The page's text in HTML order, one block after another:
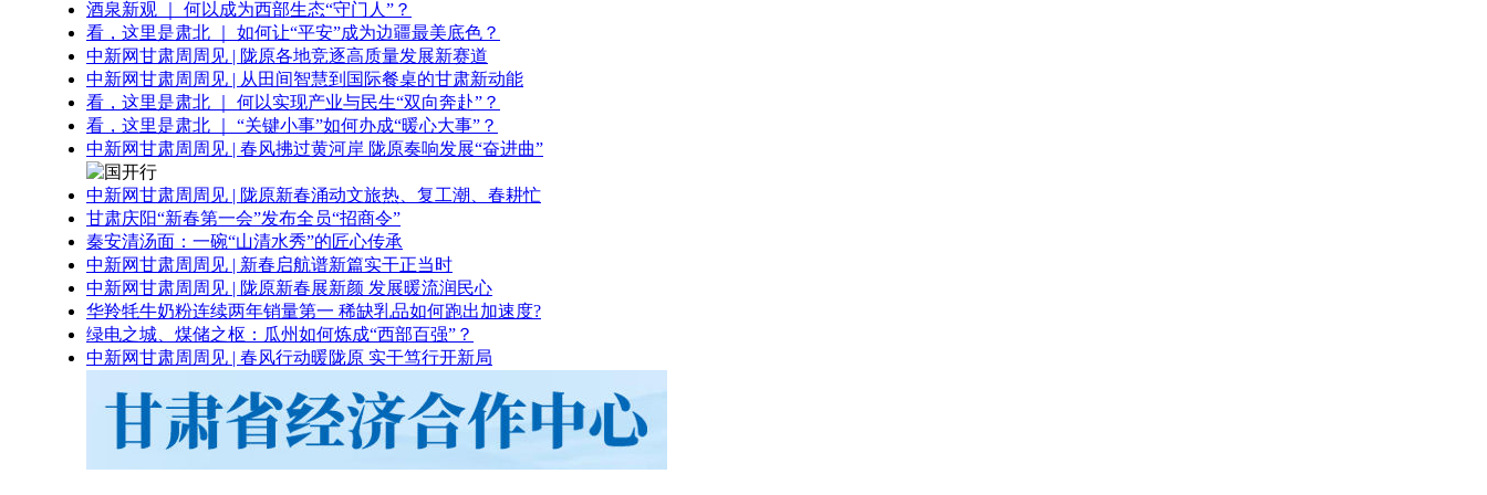
酒泉新观 ｜ 何以成为西部生态“守门人”？
看，这里是肃北 ｜ 如何让“平安”成为边疆最美底色？
中新网甘肃周周见 | 陇原各地竞逐高质量发展新赛道
中新网甘肃周周见 | 从田间智慧到国际餐桌的甘肃新动能
看，这里是肃北 ｜ 何以实现产业与民生“双向奔赴”？
看，这里是肃北 ｜ “关键小事”如何办成“暖心大事”？
中新网甘肃周周见 | 春风拂过黄河岸 陇原奏响发展“奋进曲”
中新网甘肃周周见 | 陇原新春涌动文旅热、复工潮、春耕忙
甘肃庆阳“新春第一会”发布全员“招商令”
秦安清汤面：一碗“山清水秀”的匠心传承
中新网甘肃周周见 | 新春启航谱新篇实干正当时
中新网甘肃周周见 | 陇原新春展新颜 发展暖流润民心
华羚牦牛奶粉连续两年销量第一 稀缺乳品如何跑出加速度?
绿电之城、煤储之枢：瓜州如何炼成“西部百强”？
中新网甘肃周周见 | 春风行动暖陇原 实干笃行开新局